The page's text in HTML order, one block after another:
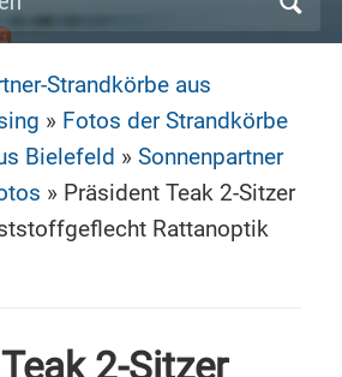
Strandkörbe aus
» Fotos der Strandkörbe
Bielefeld » Sonnenpartner
» Präsident Teak 2-Sitzer
Rattanoptik
2-Sitzer